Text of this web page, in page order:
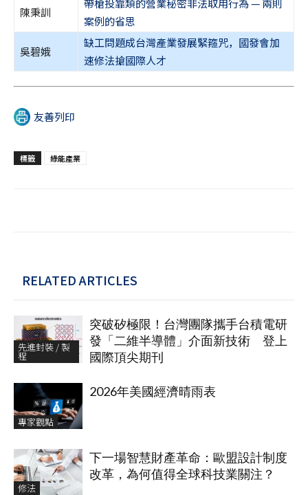
陳秉訓
帶槍投靠類的營業秘密非法取用行為 — 兩則
案例的省思
吳碧娥
缺工問題成台灣產業發展緊箍咒，國發會加
速修法搶國際人才
友善列印
標籤 綠能產業
RELATED ARTICLES
先進封裝 / 製
程
突破矽極限！台灣團隊攜手台積電研
發「二維半導體」介面新技術 登上
國際頂尖期刊
專家觀點
2026年美國經濟晴雨表
修法
下一場智慧財產革命：歐盟設計制度
改革，為何值得全球科技業關注？